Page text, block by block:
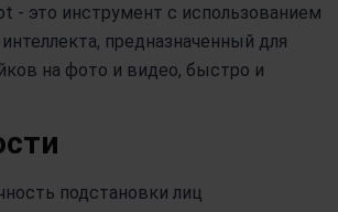
- это инструмент с использованием
предназначенный для
на фото и видео, быстро и
подстановки лиц